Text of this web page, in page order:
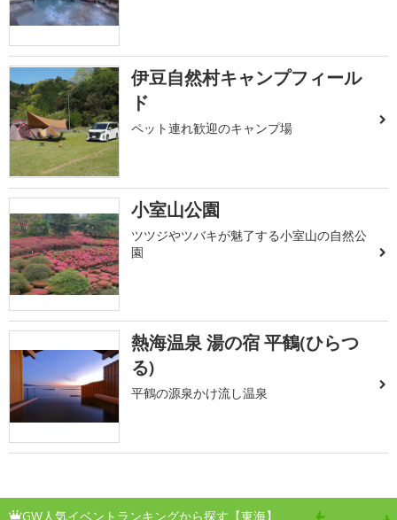
伊豆自然村キャンプフィール
ド
ペット連れ歓迎のキャンプ場
小室山公園
ツツジやツバキが魅了する小室山の自然公
園
熱海温泉 湯の宿 平鶴(ひらつ
る)
平鶴の源泉かけ流し温泉
GW人気イベントランキングから探す【東海】